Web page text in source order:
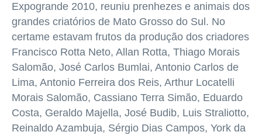
Expogrande 2010, reuniu prenhezes e animais dos
grandes criatórios de Mato Grosso do Sul. No
certame estavam frutos da produção dos criadores
Francisco Rotta Neto, Allan Rotta, Thiago Morais
Salomão, José Carlos Bumlai, Antonio Carlos de
Lima, Antonio Ferreira dos Reis, Arthur Locatelli
Morais Salomão, Cassiano Terra Simão, Eduardo
Costa, Geraldo Majella, José Budib, Luis Straliotto,
Reinaldo Azambuja, Sérgio Dias Campos, York da